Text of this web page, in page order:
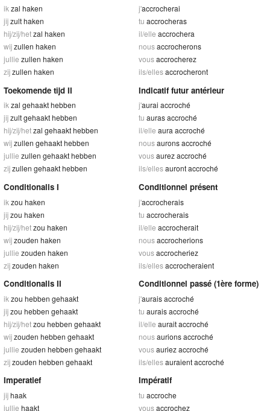
ik zal haken
jijzult haken
hij/zij/hetzal haken
wijzullen haken
jullie zullen haken
zijzullen haken
j'accrocherai
tu accrocheras
il/elle accrochera
nousaccrocherons
vousaccrocherez
ils/ellesaccrocheront
Toekomende tijd II
ik zal gehaakt hebben
jijzult gehaakt hebben
hij/zij/hetzal gehaakt hebben
wijzullen gehaakt hebben
jullie zullen gehaakt hebben
zijzullen gehaakt hebben
Indicatif futur antérieur
j'aurai accroché
tu auras accroché
il/elle aura accroché
nousaurons accroché
vousaurez accroché
ils/ellesauront accroché
Conditionalis I
ik zou haken
jijzou haken
hij/zij/hetzou haken
wijzouden haken
jullie zouden haken
zijzouden haken
Conditionnel présent
j'accrocherais
tu accrocherais
il/elle accrocherait
nousaccrocherions
vousaccrocheriez
ils/ellesaccrocheraient
Conditionalis II
ik zou hebben gehaakt
jijzou hebben gehaakt
hij/zij/hetzou hebben gehaakt
wijzouden hebben gehaakt
jullie zouden hebben gehaakt
zijzouden hebben gehaakt
Conditionnel passé (1ère forme)
j'aurais accroché
tu aurais accroché
il/elle aurait accroché
nousaurions accroché
vousauriez accroché
ils/ellesauraient accroché
Imperatief
jijhaak
jullie haakt
Impératif
tu accroche
vousaccrochez